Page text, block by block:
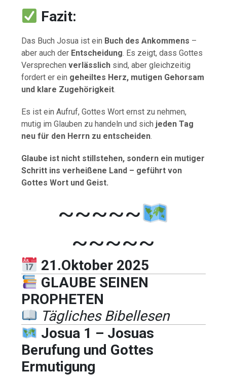
Fazit:
Das Buch Josua ist ein Buch des Ankommens –
aber auch der Entscheidung. Es zeigt, dass Gottes
Versprechenverlässlich sind, aber gleichzeitig
fordert er ein geheiltes Herz, mutigen Gehorsam
und klare Zugehörigkeit.
Es ist ein Aufruf, Gottes Wort ernst zu nehmen,
mutig im Glauben zu handeln und sich jeden Tag
neu für den Herrn zu entscheiden.
Glaube ist nicht stillstehen, sondern ein mutiger
Schritt ins verheißene Land – geführt von
Gottes Wort und Geist.
~~~~~
~~~~~
21.Oktober 2025
GLAUBE SEINEN
PROPHETEN
Tägliches Bibellesen
Josua 1 – Josuas
Berufung und Gottes
Ermutigung